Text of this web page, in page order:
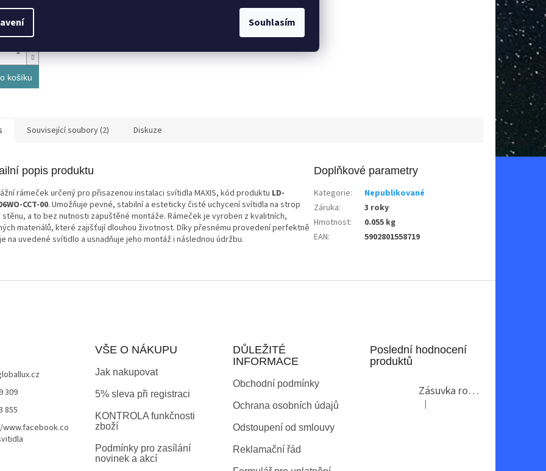
Souhlasím
košíku
Související soubory (2) Diskuze
popis produktu
rámeček určený pro přisazenou instalaci svítidla MAXIS, kód produktu LD-
CCT-00. Umožňuje pevné, stabilní a esteticky čisté uchycení svítidla na strop
a to bez nutnosti zapuštěné montáže. Rámeček je vyroben z kvalitních,
materiálů, které zajišťují dlouhou životnost. Díky přesnému provedení perfektně
na uvedené svítidlo a usnadňuje jeho montáž i následnou údržbu.
Doplňkové parametry
Kategorie:
Nepublikované
Záruka:
3 roky
Hmotnost:
0.055 kg
EAN: 5902801558719
309
855
VŠE O NÁKUPU
Jak nakupovat
5% sleva při registraci
KONTROLA funkčnosti
zboží
Podmínky pro zasílání
novinek a akcí
DŮLEŽITÉ
INFORMACE
Obchodní podmínky
Ochrana osobních údajů
Odstoupení od smlouvy
Reklamační řád
Poslední hodnocení
produktů
Zásuvka rohová GTV AE-PBKT3U2U-80
Hodnocení produktu je 2 z 5
|